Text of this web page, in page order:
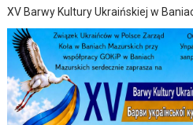
XV Barwy Kultury Ukraińskiej w